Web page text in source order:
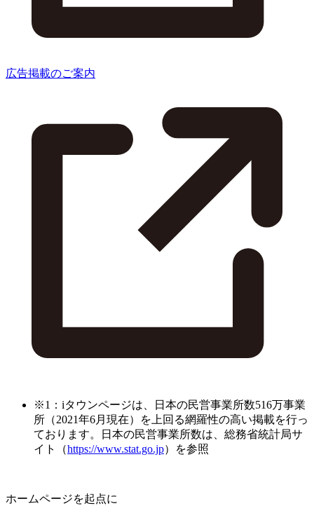
広告掲載のご案内
※1：iタウンページは、日本の民営事業所数516万事業
所（2021年6月現在）を上回る網羅性の高い掲載を行っ
ております。日本の民営事業所数は、総務省統計局サ
イト（https://www.stat.go.jp）を参照
ホームページを起点に